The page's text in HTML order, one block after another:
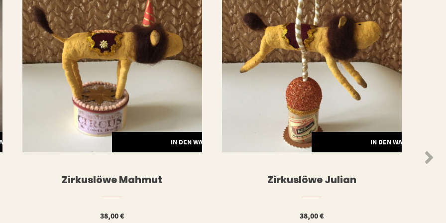
IN DEN WARENKORB
Zirkuslöwe Mahmut
38,00€
IN DEN WARENKORB
Zirkuslöwe Julian
38,00€